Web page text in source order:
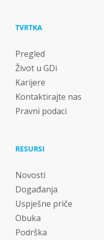
TVRTKA
Pregled
Život u GDi
Karijere
Kontaktirajte nas
Pravni podaci
RESURSI
Novosti
Događanja
Uspješne priče
Obuka
Podrška